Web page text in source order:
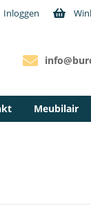
Inloggen
Meubilair